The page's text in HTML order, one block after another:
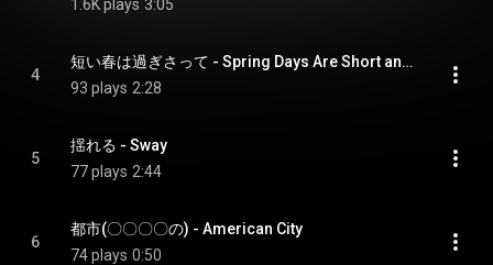
1.6K plays 3:05
4
短い春は過ぎさって - Spring Days Are Short and Gone
93 plays 2:28
5
揺れる - Sway
77 plays 2:44
6
都市(〇〇〇〇の) - American City
74 plays 0:50